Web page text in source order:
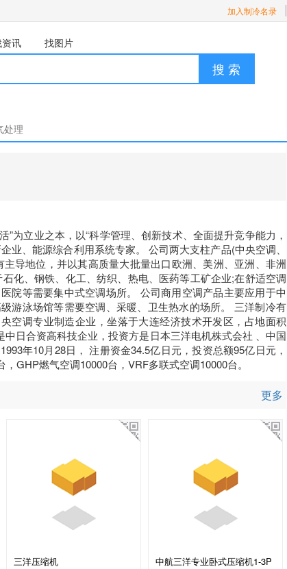
加入制冷名录
讯 找图片
搜 索
处理
为立业之本，以“科学管理、创新技术、全面提升竞争能力，
业、能源综合利用系统专家。 公司两大支柱产品(中央空调、
导地位，并以其高质量大批量出口欧洲、美洲、亚洲、非洲
化、钢铁、化工、纺织、热电、医药等工矿企业;在舒适空调
院等需要集中式空调场所。 公司商用空调产品主要应用于中
游泳场馆等需要空调、采暖、卫生热水的场所。 三洋制冷有
空调专业制造企业，坐落于大连经济技术开发区，占地面积
日合资高科技企业，投资方是日本三洋电机株式会社 、中国
年10月28日， 注册资金34.5亿日元，投资总额95亿日元，
GHP燃气空调10000台，VRF多联式空调10000台。
更多
三洋压缩机 中航三洋专业卧式压缩机1-3P